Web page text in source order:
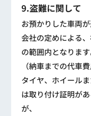
9.盗難に関して
お預かりした車両
会社の定めによる
の範囲内となります
（納車までの代車
タイヤ、ホイール
は取り付け証明が
が、